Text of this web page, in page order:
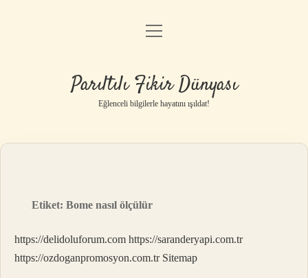
Anasayfa
Yasal Uyarı
menüyü
Parıltılı Fikir Dünyası
Eğlenceli bilgilerle hayatını ışıldat!
Etiket:Bome nasıl ölçülür
https://delidoluforum.com https://saranderyapi.com.tr
https://ozdoganpromosyon.com.tr Sitemap